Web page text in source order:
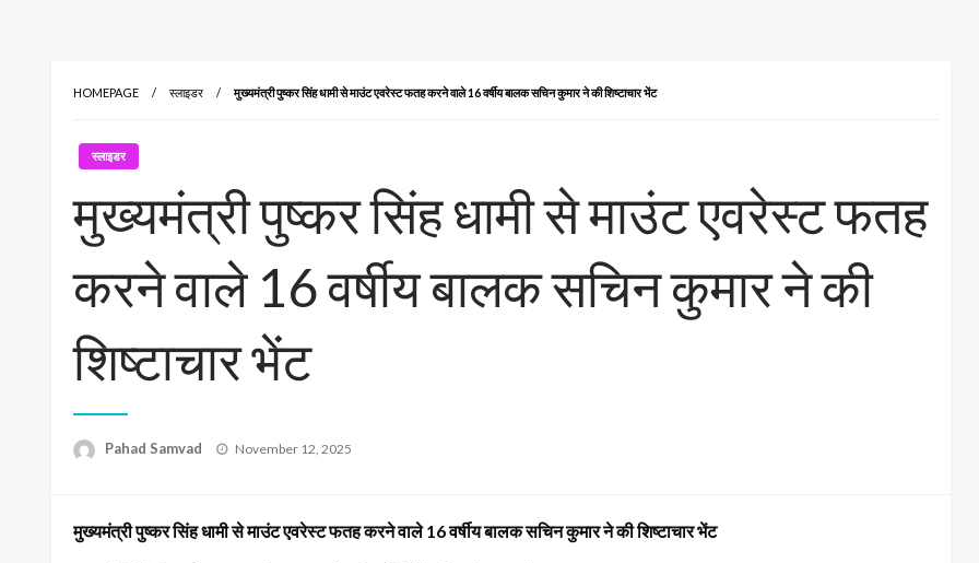
HOMEPAGE स्लाइडर मुख्यमंत्री पुष्कर सिंह धामी से माउंट एवरेस्ट फतह करने वाले 16 वर्षीय बालक सचिन कुमार ने की शिष्टाचार भेंट
स्लाइडर
मुख्यमंत्री पुष्कर सिंह धामी से माउंट एवरेस्ट फतह
करने वाले 16 वर्षीय बालक सचिन कुमार ने की
शिष्टाचार भेंट
Pahad Samvad
Posted
November 12, 2025
मुख्यमंत्री पुष्कर सिंह धामी से माउंट एवरेस्ट फतह करने वाले 16 वर्षीय बालक सचिन कुमार ने की शिष्टाचार भेंट